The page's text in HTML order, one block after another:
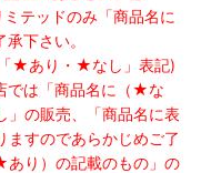
ミテッドのみ「商品名に
下さい。
★あり・★なし」表記)
では「商品名に（★な
の販売、「商品名に表
すのであらかじめご了
り）の記載のもの」の